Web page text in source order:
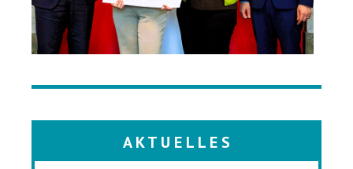
A K T U E L L E S